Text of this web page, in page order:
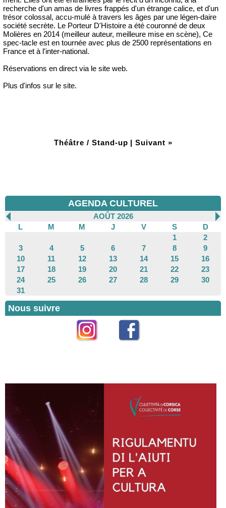
recherche d'un amas de livres frappés d'un étrange calice, et d'un
trésor colossal, accu-mulé à travers les âges par une légen-daire
société secrète. Le Porteur D'Histoire a été couronné de deux
Molières en 2014 (meilleur auteur, meilleure mise en scène), Ce
spec-tacle est en tournée avec plus de 2500 représentations en
France et à l'inter-national.
Réservations en direct via le site web.
Plus d'infos sur le site.
Théâtre / Stand-up | Suivant »
AGENDA CULTUREL
AOÛT 2026
L
M M J V S
D
1
2
3
4 5 6 7 8
9
10
11 12 13 14 15
16
17
18 19 20 21 22
23
24
25 26 27 28 29
30
31
Nous suivre